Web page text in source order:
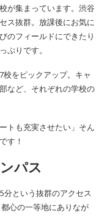
が集まっています。渋谷
ス抜群。放課後にお気に
のフィールドにできたり
ぷりです。
をピックアップ。キャ
など、それぞれの学校の
トも充実させたい」そん
す！
パス
分という抜群のアクセス
心の一等地にありなが